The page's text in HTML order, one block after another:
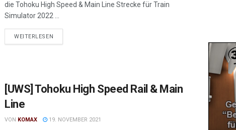
die Tohoku High Speed & Main Line Strecke für Train
Simulator 2022 ...
WEITERLESEN
[UWS] Tohoku High Speed Rail & Main
Line
VON KOMAX 19. NOVEMBER 2021